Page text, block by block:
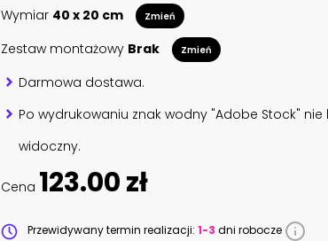
Wymiar 40 x 20 cm Zmień
Zestaw montażowy Brak Zmień
Darmowa dostawa.
Po wydrukowaniu znak wodny "Adobe Stock" nie
widoczny.
Cena 123.00 zł
Przewidywany termin realizacji: 1-3 dni robocze